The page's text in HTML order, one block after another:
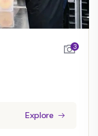
3
Explore